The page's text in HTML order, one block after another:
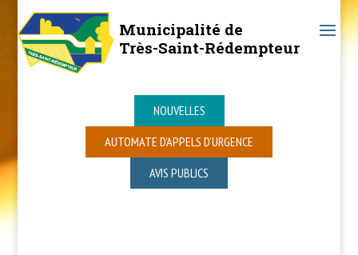
Municipalité de
Très-Saint-Rédempteur
NOUVELLES
AUTOMATE D’APPELS D’URGENCE
AVIS PUBLICS